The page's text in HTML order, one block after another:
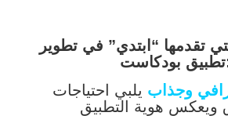
تقدمها “ابتدي” في تطوير
وجذاب يلبي احتياجات